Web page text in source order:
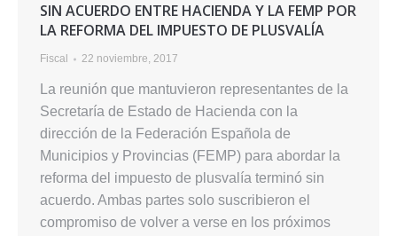
SIN ACUERDO ENTRE HACIENDA Y LA FEMP POR
LA REFORMA DEL IMPUESTO DE PLUSVALÍA
Fiscal 22 noviembre, 2017
La reunión que mantuvieron representantes de la
Secretaría de Estado de Hacienda con la
dirección de la Federación Española de
Municipios y Provincias (FEMP) para abordar la
reforma del impuesto de plusvalía terminó sin
acuerdo. Ambas partes solo suscribieron el
compromiso de volver a verse en los próximos